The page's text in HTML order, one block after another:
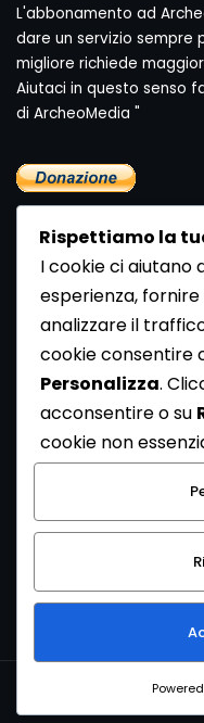
L'abbonamento ad
dare un servizio sempre
migliore richiede
Aiutaci in questo senso
di ArcheoMedia "
Newsletter
Se vuoi ricevere la
dalla Redazione di
Newsletter [Clicca Qui]
Con l'invio del
l’informativa sulla
dei propri dati personali.
Copyright © 1999-2026
Rispettiamo la
I cookie ci aiutano
esperienza,
analizzare il
cookie consentire
Personalizza.
acconsentire o su
cookie non